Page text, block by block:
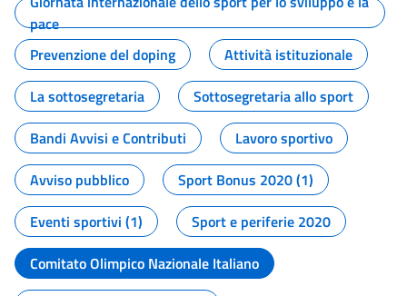
pace
Prevenzione del doping
Attività istituzionale
La sottosegretaria
Sottosegretaria allo sport
Bandi Avvisi e Contributi
Lavoro sportivo
Avviso pubblico
Sport Bonus 2020 (1)
Eventi sportivi (1)
Sport e periferie 2020
Comitato Olimpico Nazionale Italiano